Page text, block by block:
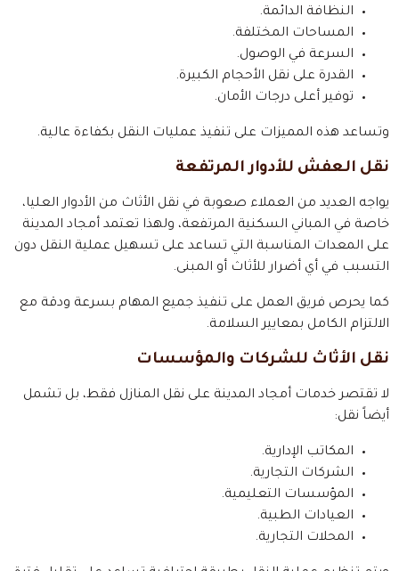
النظافة الدائمة.
المساحات المختلفة.
السرعة في الوصول.
القدرة على نقل الأحجام الكبيرة.
توفير أعلى درجات الأمان.
وتساعد هذه المميزات على تنفيذ عمليات النقل بكفاءة عالية.
نقل العفش للأدوار المرتفعة
يواجه العديد من العملاء صعوبة في نقل الأثاث من الأدوار العليا،
خاصة في المباني السكنية المرتفعة، ولهذا تعتمد أمجاد المدينة
على المعدات المناسبة التي تساعد على تسهيل عملية النقل دون
التسبب في أي أضرار للأثاث أو المبنى.
كما يحرص فريق العمل على تنفيذ جميع المهام بسرعة ودقة مع
الالتزام الكامل بمعايير السلامة.
نقل الأثاث للشركات والمؤسسات
لا تقتصر خدمات أمجاد المدينة على نقل المنازل فقط، بل تشمل
أيضاً نقل:
المكاتب الإدارية.
الشركات التجارية.
المؤسسات التعليمية.
العيادات الطبية.
المحلات التجارية.